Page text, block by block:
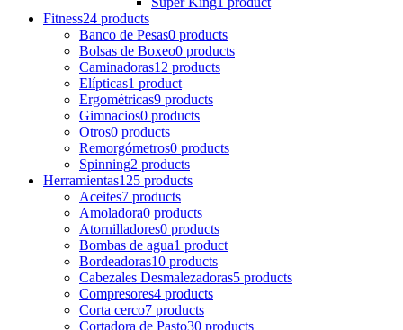
Fitness24 products
Banco de Pesas0 products
Bolsas de Boxeo0 products
Caminadoras12 products
Elípticas1 product
Ergométricas9 products
Gimnacios0 products
Otros0 products
Remorgómetros0 products
Spinning2 products
Herramientas125 products
Aceites7 products
Amoladora0 products
Atornilladores0 products
Bombas de agua1 product
Bordeadoras10 products
Cabezales Desmalezadoras5 products
Compresores4 products
Corta cerco7 products
Cortadora de Pasto30 products